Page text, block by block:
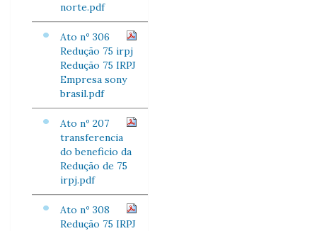
norte.pdf
Ato nº 306
Redução 75 irpj
Redução 75 IRPJ
Empresa sony
brasil.pdf
Ato nº 207
transferencia
do beneficio da
Redução de 75
irpj.pdf
Ato nº 308
Redução 75 IRPJ